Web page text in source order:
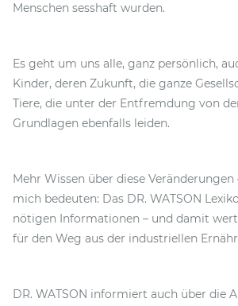
Menschen sesshaft wurden.
Es geht um uns alle, ganz persönlich,
Kinder, deren Zukunft, die ganze
Tiere, die unter der Entfremdung von
Grundlagen ebenfalls leiden.
Mehr Wissen über diese Veränderungen
mich bedeuten: Das DR. WATSON
nötigen Informationen – und damit
für den Weg aus der industriellen
DR. WATSON informiert auch über die